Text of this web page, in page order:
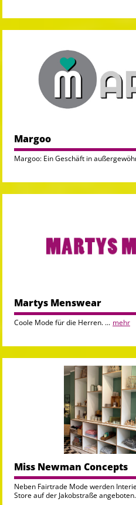
Margoo
Margoo: Ein Geschäft in
Martys Menswear
Coole Mode für die Herren. ... mehr
Miss Newman Concepts
Neben Fairtrade Mode werden
Store auf der Jakobstraße